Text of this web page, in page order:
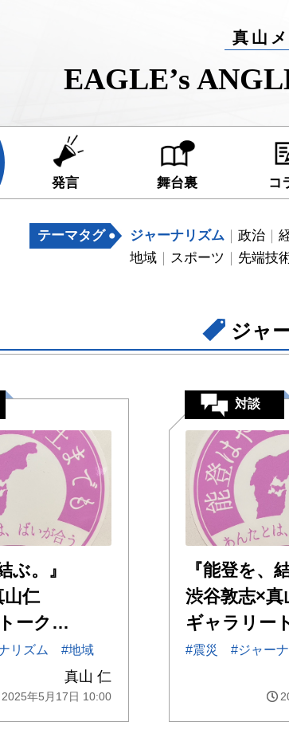
真山
EAGLE’s
発言 舞台裏 コ
テーマタグ ジャーナリズム 政治
地域
スポーツ 先端技
ジャ
ぶ。』
山仁
ーク…
リズム #地域
真山 仁
2025年5月17日 10:00
対談
『能登を、
渋谷敦志×真
ギャラリー
#震災 #ジャー